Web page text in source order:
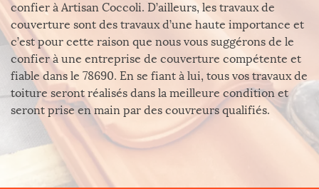
confier à Artisan Coccoli. D’ailleurs, les travaux de
couverture sont des travaux d’une haute importance et
c’est pour cette raison que nous vous suggérons de le
confier à une entreprise de couverture compétente et
fiable dans le 78690. En se fiant à lui, tous vos travaux de
toiture seront réalisés dans la meilleure condition et
seront prise en main par des couvreurs qualifiés.